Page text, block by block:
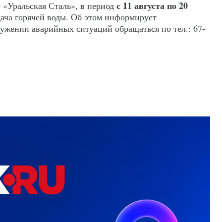
Сталь», в период с 11 августа по 20
горячей воды. Об этом информирует
аварийных ситуаций обращаться по тел.: 67-